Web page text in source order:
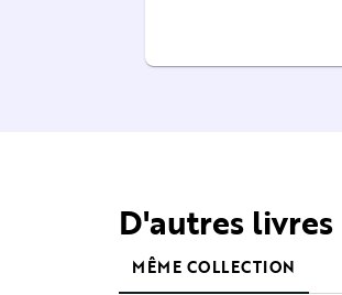
D'autres livres
MÊME COLLECTION